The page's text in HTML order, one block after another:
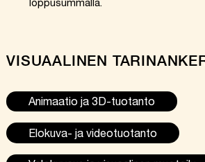
VISUAALINEN
Animaatio ja 3D-tuotanto
Elokuva- ja videotuotanto